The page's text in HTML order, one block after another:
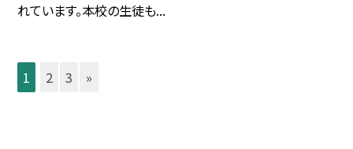
れています。本校の生徒も...
1 2 3 »